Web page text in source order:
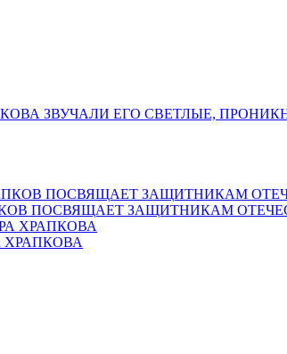
ЗВУЧАЛИ ЕГО СВЕТЛЫЕ,
ПОСВЯЩАЕТ ЗАЩИТНИКАМ
ХРАПКОВА